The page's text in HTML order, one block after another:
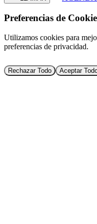
Preferencias de
Utilizamos cookies para
preferencias de privacidad.
Rechazar Todo Aceptar